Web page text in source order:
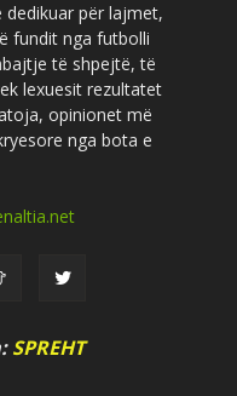
dedikuar për lajmet,
fundit nga futbolli
të shpejtë, të
lexuesit rezultatet
opinionet më
nga bota e
SPREHT